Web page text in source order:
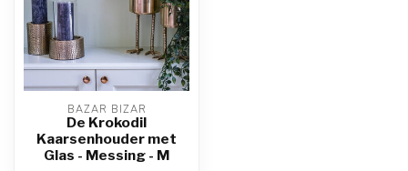
BAZAR BIZAR
De Krokodil
Kaarsenhouder met
Glas - Messing - M